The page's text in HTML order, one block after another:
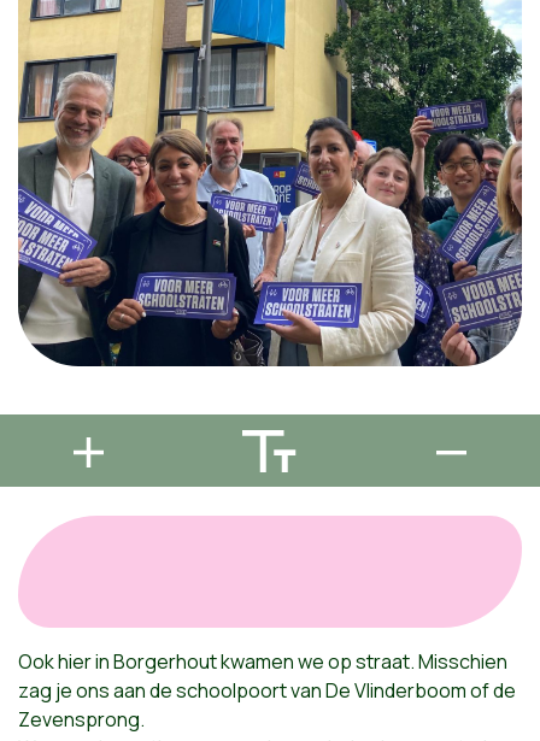
Ook hier in Borgerhout kwamen we op straat. Misschien
zag je ons aan de schoolpoort van De Vlinderboom of de
Zevensprong.